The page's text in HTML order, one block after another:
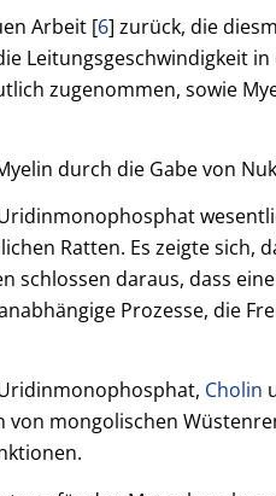
Arbeit [6] zurück, die
zugenommen, sowie
durch die Gabe von
Ratten. Es zeigte
schlossen daraus, dass
Prozesse, die
Cholin
mongolischen